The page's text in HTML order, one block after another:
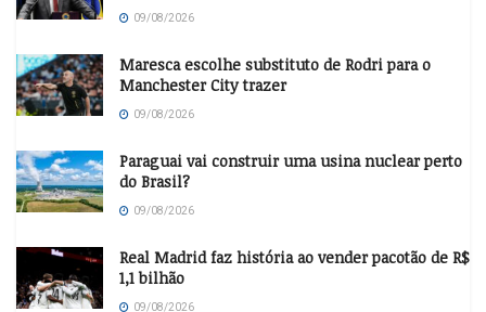
09/08/2026
Maresca escolhe substituto de Rodri para o
Manchester City trazer
09/08/2026
Paraguai vai construir uma usina nuclear perto
do Brasil?
09/08/2026
Real Madrid faz história ao vender pacotão de R$
1,1 bilhão
09/08/2026